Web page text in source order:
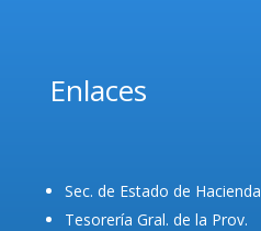
Enlaces
Sec. de Estado de Hacienda
Tesorería Gral. de la Prov.